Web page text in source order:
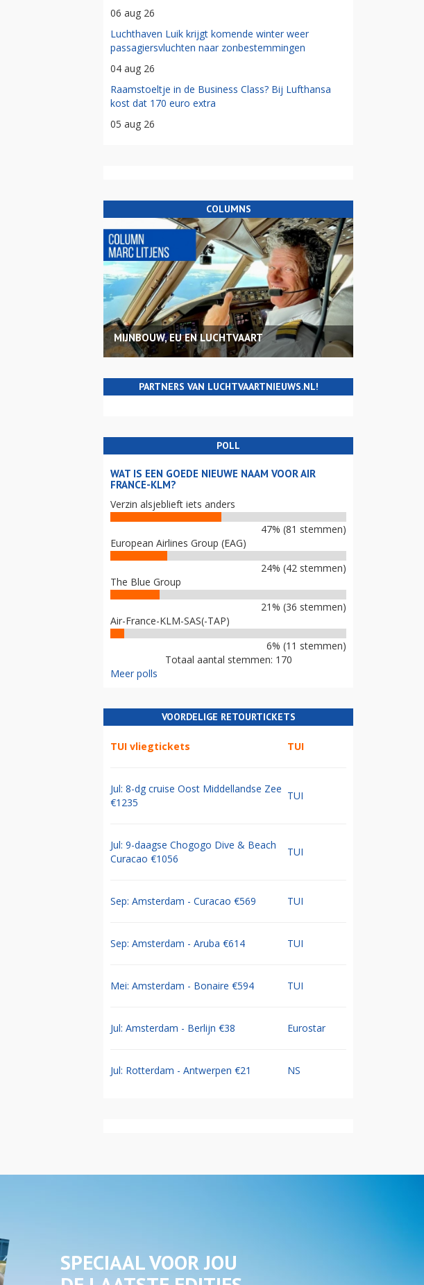
06 aug 26
Luchthaven Luik krijgt komende winter weer
passagiersvluchten naar zonbestemmingen
04 aug 26
Raamstoeltje in de Business Class? Bij Lufthansa
kost dat 170 euro extra
05 aug 26
COLUMNS
MIJNBOUW, EU EN LUCHTVAART
PARTNERS VAN LUCHTVAARTNIEUWS.NL!
POLL
WAT IS EEN GOEDE NIEUWE NAAM VOOR AIR
FRANCE-KLM?
Verzin alsjeblieft iets anders
47% (81 stemmen)
European Airlines Group (EAG)
24% (42 stemmen)
The Blue Group
21% (36 stemmen)
Air-France-KLM-SAS(-TAP)
6% (11 stemmen)
Totaal aantal stemmen: 170
Meer polls
VOORDELIGE RETOURTICKETS
TUI vliegtickets TUI
Jul: 8-dg cruise Oost Middellandse Zee
€1235
TUI
Jul: 9-daagse Chogogo Dive & Beach
Curacao €1056
TUI
Sep: Amsterdam - Curacao €569 TUI
Sep: Amsterdam - Aruba €614 TUI
Mei: Amsterdam - Bonaire €594 TUI
Jul: Amsterdam - Berlijn €38 Eurostar
Jul: Rotterdam - Antwerpen €21 NS
SPECIAAL VOOR JOU